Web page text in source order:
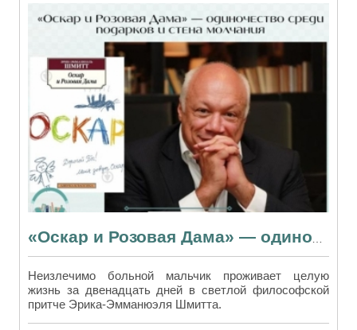
«Оскар и Розовая Дама» — одиночество среди подарков и стена молчания
Неизлечимо больной мальчик проживает целую
жизнь за двенадцать дней в светлой философской
притче Эрика-Эмманюэля Шмитта.